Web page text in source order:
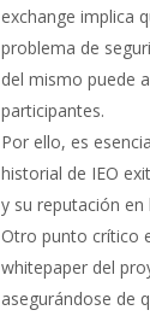
exchange implica
problema de
del mismo puede
participantes.
Por ello, es
historial de IEO
y su reputación en
Otro punto crítico
whitepaper del
asegurándose de